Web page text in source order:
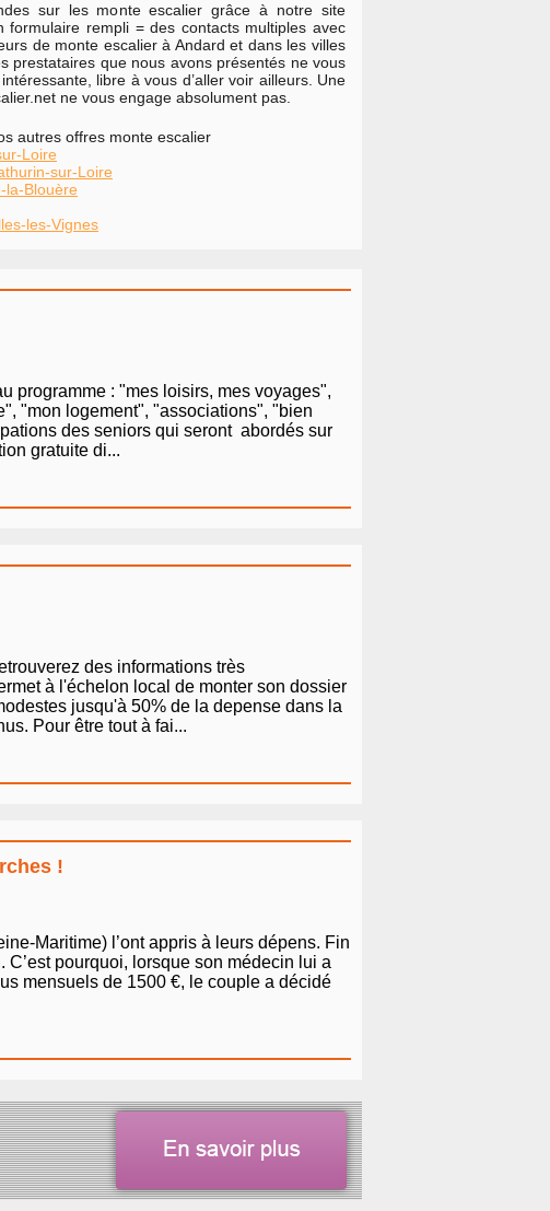
sur les monte escalier grâce à notre site
formulaire rempli = des contacts multiples avec
de monte escalier à Andard et dans les villes
prestataires que nous avons présentés ne vous
libre à vous d’aller voir ailleurs. Une
ne vous engage absolument pas.
autres offres monte escalier
Loire
sur-Loire
la-Blouère
les-Vignes
programme : "mes loisirs, mes voyages",
"mon logement", "associations", "bien
des seniors qui seront abordés sur
gratuite di...
des informations très
à l'échelon local de monter son dossier
jusqu'à 50% de la depense dans la
Pour être tout à fai...
!
Maritime) l’ont appris à leurs dépens. Fin
pourquoi, lorsque son médecin lui a
mensuels de 1500 €, le couple a décidé